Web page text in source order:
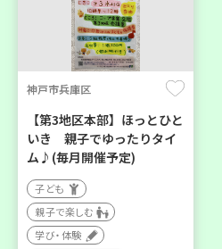
神戸市兵庫区
【第3地区本部】ほっとひと
いき 親子でゆったりタイ
ム♪(毎月開催予定)
子ども
親子で楽しむ
学び・体験